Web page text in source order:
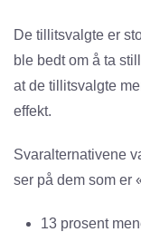
De tillitsvalgte er
ble bedt om å ta
at de tillitsvalgte
effekt.
Svaralternativene
ser på dem som er
13 prosent